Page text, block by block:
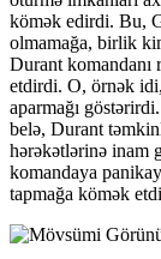
kömək edirdi. Bu,
olmamağa, birlik
Durant
etdirdi. O, örnək
aparmağı
belə, Durant
hərəkətlərinə inam
komandaya
tapmağa kömək